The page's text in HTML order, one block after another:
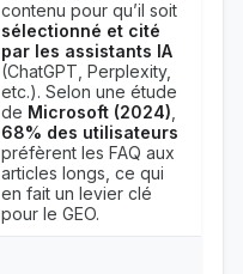
contenu pour qu’il soit
sélectionné et cité
par les assistants IA
(ChatGPT, Perplexity,
etc.). Selon une étude
de Microsoft (2024)
68% des utilisateurs
préfèrent les FAQ aux
articles longs, ce qui
en fait un levier clé
pour le GEO.